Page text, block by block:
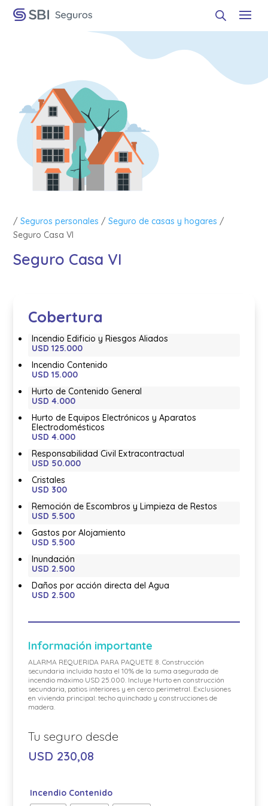
/Seguros personales /Seguro de casas y hogares /
Seguro Casa VI
Seguro Casa VI
Cobertura
Incendio Edificio y Riesgos Aliados
USD 125.000
Incendio Contenido
USD 15.000
Hurto de Contenido General
USD 4.000
Hurto de Equipos Electrónicos y Aparatos
Electrodomésticos
USD 4.000
Responsabilidad Civil Extracontractual
USD 50.000
Cristales
USD 300
Remoción de Escombros y Limpieza de Restos
USD 5.500
Gastos por Alojamiento
USD 5.500
Inundación
USD 2.500
Daños por acción directa del Agua
USD 2.500
Información importante
ALARMA REQUERIDA PARA PAQUETE 8. Construcción
secundaria incluida hasta el 10% de la suma asegurada de
incendio máximo USD 25.000. Incluye Hurto en construcción
secundaria, patios interiores y en cerco perimetral. Exclusiones
en vivienda principal: techo quinchado y construcciones de
madera.
USD 230,08
Incendio Contenido